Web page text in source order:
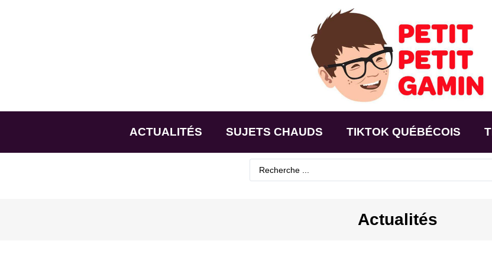
ACTUALITÉS SUJETS CHAUDS TIKTOK QUÉBÉCOIS
Actualités